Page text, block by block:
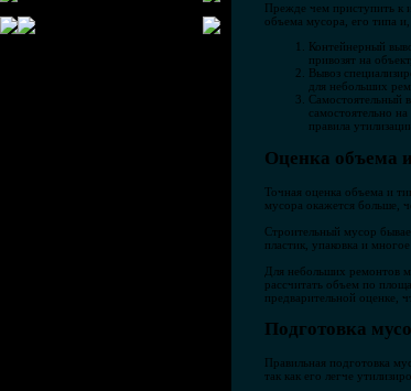
Прежде чем приступить к
объема мусора, его типа
Контейнерный
привозят на
Вывоз
для небольших
Самостоятельный
самостоятельно
правила
Оценка объема
Точная оценка объема и
мусора окажется больше,
Строительный мусор
пластик, упаковка и
Для небольших ремонтов
рассчитать объем по
предварительной оценке,
Подготовка
Правильная подготовка
так как его легче